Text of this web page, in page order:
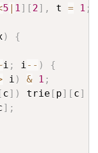
5 | 1] [ 2] , t = 1 ;
)
{
i ; i-- )
{
i ) & 1 ;
c] ) trie [ p] [ c]
] ;